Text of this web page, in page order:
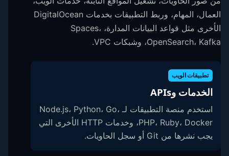
العمال، المهام، وربط التطبيقات بخدمات DigitalOcean
الأخرى مثل قواعد البيانات المدارة، Spaces،
OpenSearch، Kafka، وشبكات VPC.
تطبيقات الويب
الخدمات وAPIs
استخدم منصة التطبيقات لـ Node.js، Python، Go،
PHP، Ruby، Docker، وخدمات HTTP الأخرى التي
يجب نشرها من Git أو سجل الحاويات.